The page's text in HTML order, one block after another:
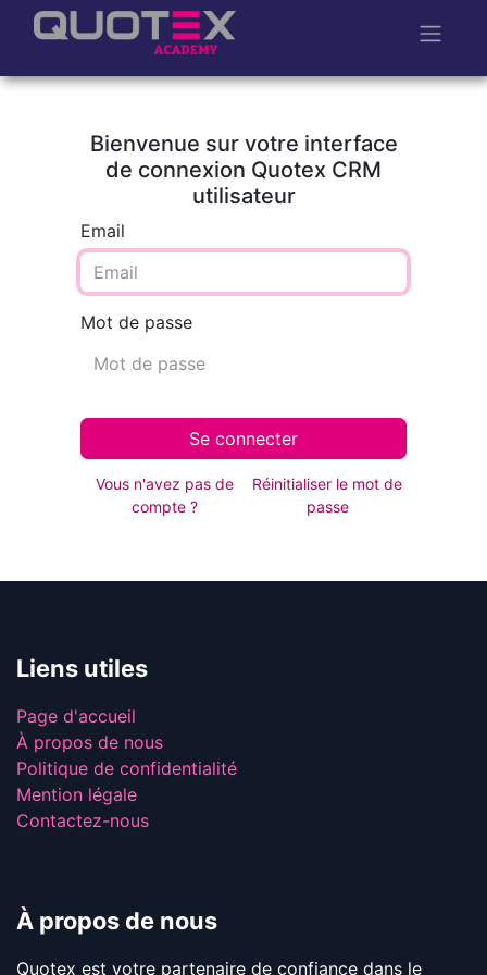
Bienvenue sur votre interface
de connexion Quotex CRM
utilisateur
Email
Mot de passe
Se connecter
Vous n'avez pas de
compte ?
Réinitialiser le mot de
passe
Liens util​es
Page d'accueil
À propos de nous
Politique de confidentialité
Mention légale
Contactez-nous
À propos de nous
Quotex est votre partenaire de confiance dans le